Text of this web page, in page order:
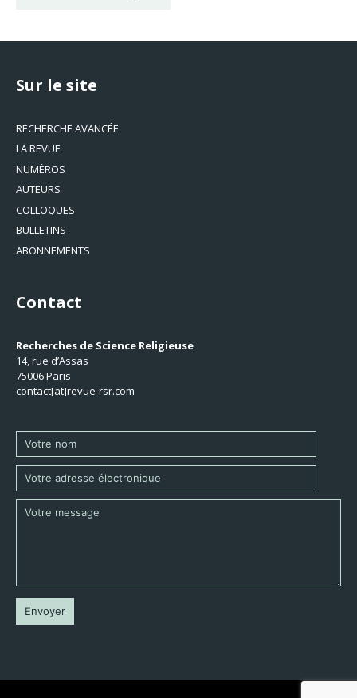
Sur le site
RECHERCHE AVANCÉE
LA REVUE
NUMÉROS
AUTEURS
COLLOQUES
BULLETINS
ABONNEMENTS
Contact
Recherches de Science Religieuse
14, rue d’Assas
75006 Paris
contact[at]revue-rsr.com